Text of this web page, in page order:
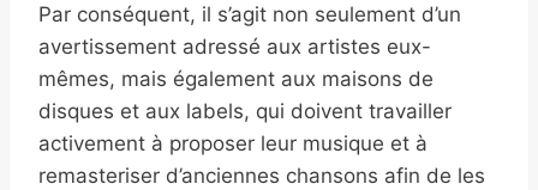
Par conséquent, il s’agit non seulement d’un
avertissement adressé aux artistes eux-
mêmes, mais également aux maisons de
disques et aux labels, qui doivent travailler
activement à proposer leur musique et à
remasteriser d’anciennes chansons afin de les